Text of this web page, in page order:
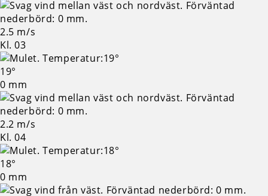
2.5 m/s
Kl. 03
19°
0 mm
2.2 m/s
Kl. 04
18°
0 mm